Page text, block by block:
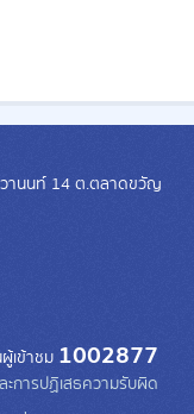
านนท์ 14 ต.ตลาดขวัญ
เข้าชม 1002877
ะการปฏิเสธความรับผิด